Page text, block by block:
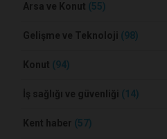
Arsa ve Konut (55)
Gelişme ve Teknoloji (98)
Konut (94)
İş sağlığı ve güvenliği (14)
Kent haber (57)